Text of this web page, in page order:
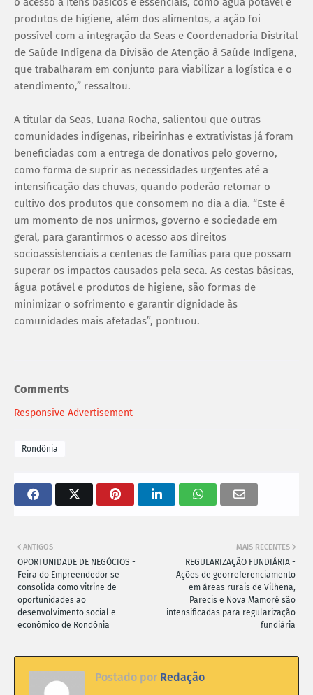
produtos de higiene, além dos alimentos, a ação foi
possível com a integração da Seas e Coordenadoria Distrital
de Saúde Indígena da Divisão de Atenção à Saúde Indígena,
que trabalharam em conjunto para viabilizar a logística e o
atendimento,” ressaltou.
A titular da Seas, Luana Rocha, salientou que outras
comunidades indígenas, ribeirinhas e extrativistas já foram
beneficiadas com a entrega de donativos pelo governo,
como forma de suprir as necessidades urgentes até a
intensificação das chuvas, quando poderão retomar o
cultivo dos produtos que consomem no dia a dia. “Este é
um momento de nos unirmos, governo e sociedade em
geral, para garantirmos o acesso aos direitos
socioassistenciais a centenas de famílias para que possam
superar os impactos causados pela seca. As cestas básicas,
água potável e produtos de higiene, são formas de
minimizar o sofrimento e garantir dignidade às
comunidades mais afetadas”, pontuou.
Comments
Responsive Advertisement
Rondônia
MAIS RECENTES
REGULARIZAÇÃO FUNDIÁRIA -
Ações de georreferenciamento
em áreas rurais de Vilhena,
Parecis e Nova Mamoré são
intensificadas para regularização
fundiária
ANTIGOS
OPORTUNIDADE DE NEGÓCIOS -
Feira do Empreendedor se
consolida como vitrine de
oportunidades ao
desenvolvimento social e
econômico de Rondônia
Postado por Redação